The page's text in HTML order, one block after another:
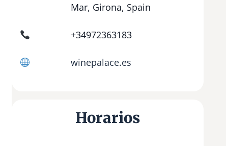
Mar, Girona, Spain
+34972363183
winepalace.es
Horarios